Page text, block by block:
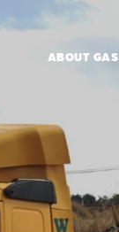
ABOUT GAS